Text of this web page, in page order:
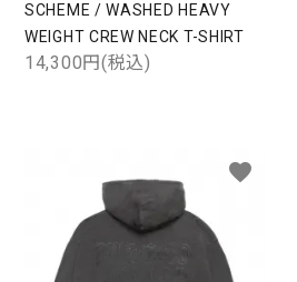
SCHEME / WASHED HEAVY
WEIGHT CREW NECK T-SHIRT
14,300円(税込)
favorite